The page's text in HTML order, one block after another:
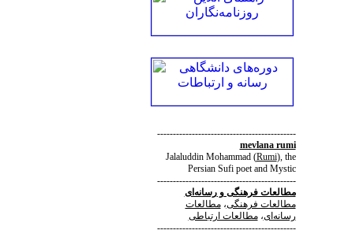
--------------------------------------------
mevlana rumi
Jalaluddin Mohammad(Rumi), the
Persian Sufi poet and Mystic
--------------------------------------------
مطالعات فرهنگیورسانه‌ای
مطالعات فرهنگی،مطالعات
رسانه‌ای،مطالعات ارتباطی
--------------------------------------------